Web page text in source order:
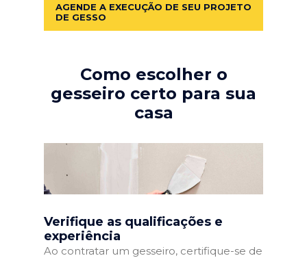
AGENDE A EXECUÇÃO DE SEU PROJETO
DE GESSO
Como escolher o
gesseiro certo para sua
casa
Verifique as qualificações e
experiência
Ao contratar um gesseiro, certifique-se de